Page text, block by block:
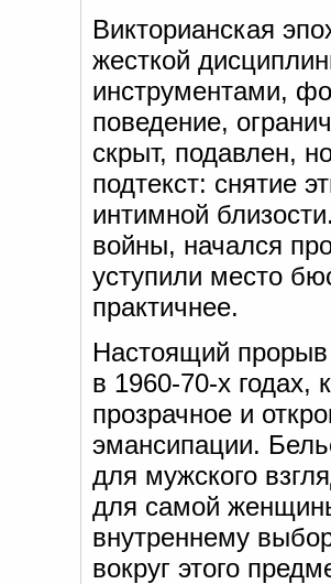
Викторианская
жесткой
инструментами,
поведение,
скрыт, подавлен,
подтекст: снятие
интимной
войны, начался
уступили место
практичнее.
Настоящий прорыв
в 1960-70-х годах,
прозрачное и
эмансипации.
для мужского
для самой
внутреннему
вокруг этого